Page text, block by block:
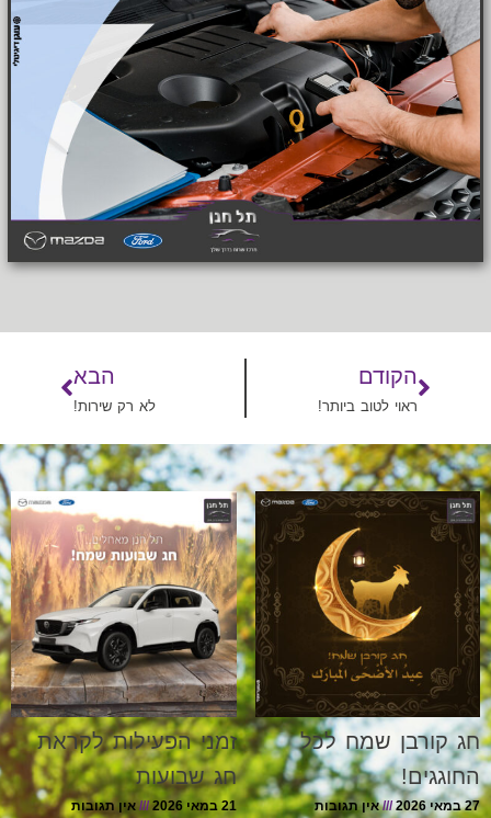
הקודם
ראוי לטוב ביותר!
הבא
לא רק שירות!
חג קורבן שמח לכל
החוגגים!
27 במאי 2026 אין תגובות
זמני הפעילות לקראת
חג שבועות
21 במאי 2026 אין תגובות